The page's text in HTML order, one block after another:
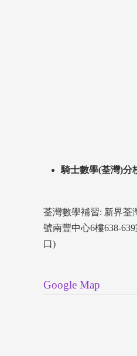
騎士數學(荃灣)分
荃灣數學補習: 新界荃
號南豐中心6樓638-
口)
Google Map